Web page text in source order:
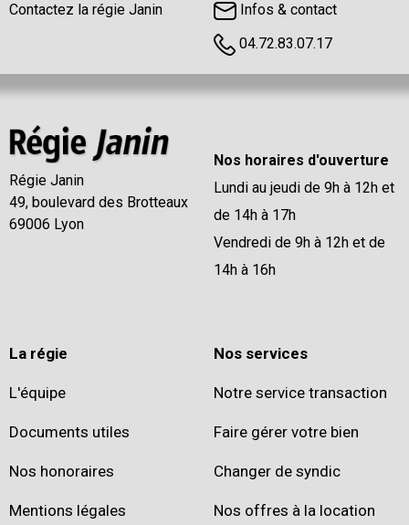
Contactez la régie Janin
Infos & contact
04.72.83.07.17
Régie Janin
49, boulevard des Brotteaux
69006 Lyon
Nos horaires d'ouverture
Lundi au jeudi de 9h à 12h et
de 14h à 17h
Vendredi de 9h à 12h et de
14h à 16h
La régie
L'équipe
Documents utiles
Nos honoraires
Mentions légales
Nos services
Notre service transaction
Faire gérer votre bien
Changer de syndic
Nos offres à la location